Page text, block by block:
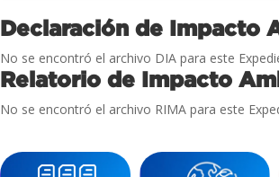
Declaración de Impacto
No se encontró el archivo DIA para este
Relatorio de Impacto
No se encontró el archivo RIMA para este